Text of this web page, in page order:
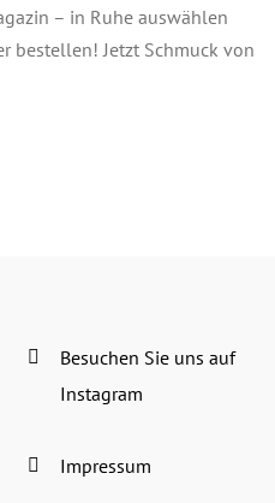
– in Ruhe auswählen
bestellen! Jetzt Schmuck von
Besuchen Sie uns auf
Instagram
Impressum